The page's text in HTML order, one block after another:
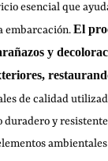
esencial que
embarcación.El
y
de calidad
duradero y